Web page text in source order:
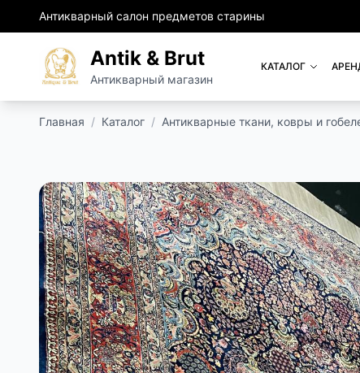
Антикварный салон предметов старины
Antik & Brut
Антикварный магазин
КАТАЛОГ
Главная / Каталог / Антикварные ткани, ковры и